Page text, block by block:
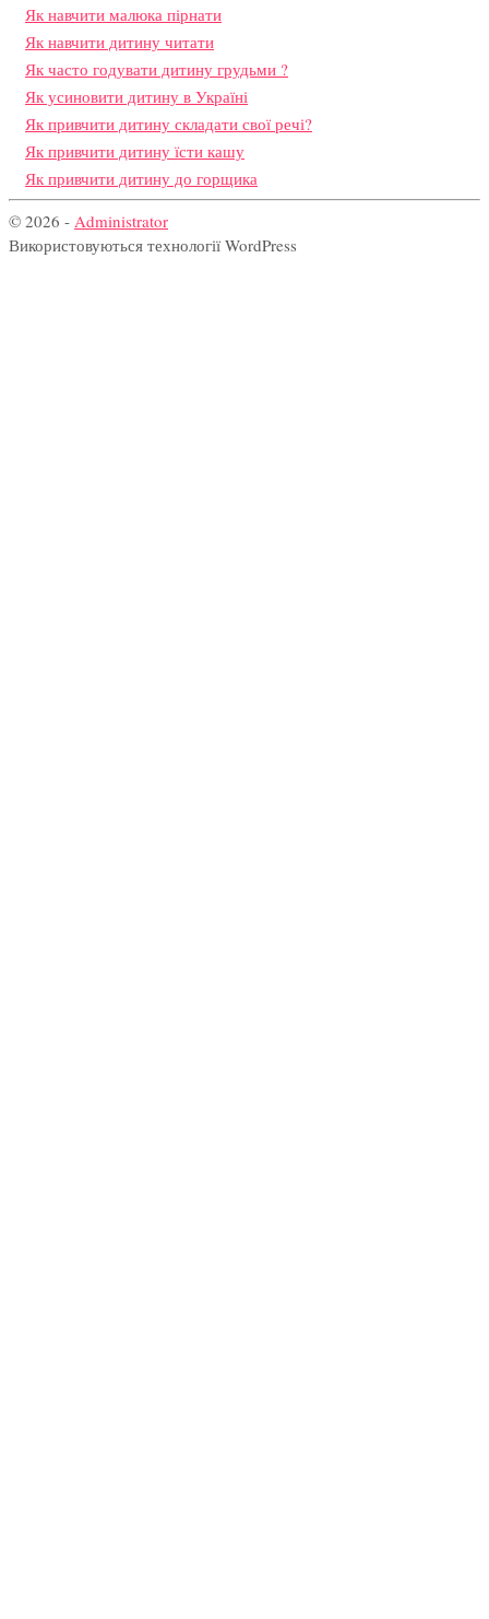
Як навчити малюка пірнати
Як навчити дитину читати
Як часто годувати дитину грудьми ?
Як усиновити дитину в Україні
Як привчити дитину складати свої речі?
Як привчити дитину їсти кашу
Як привчити дитину до горщика
© 2026 - Administrator
Використовуються технології WordPress